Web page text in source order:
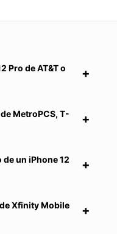
Pro de AT&T o
MetroPCS, T-
un iPhone 12
Xfinity Mobile